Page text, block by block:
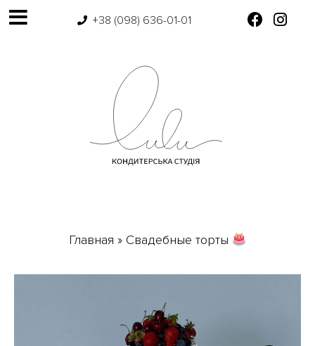
+38 (098) 636-01-01
Главная » Свадебные торты